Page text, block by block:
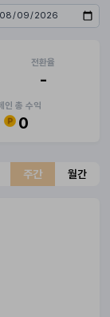
전환율
-
인 총 수익
0
주간 월간